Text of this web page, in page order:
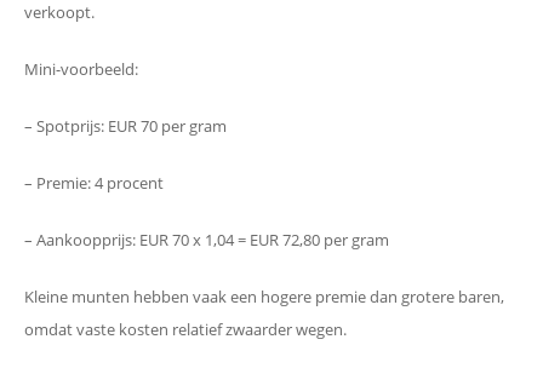
verkoopt.
Mini-voorbeeld:
– Spotprijs: EUR 70 per gram
– Premie: 4 procent
– Aankoopprijs: EUR 70 x 1,04 = EUR 72,80 per gram
Kleine munten hebben vaak een hogere premie dan grotere baren,
omdat vaste kosten relatief zwaarder wegen.